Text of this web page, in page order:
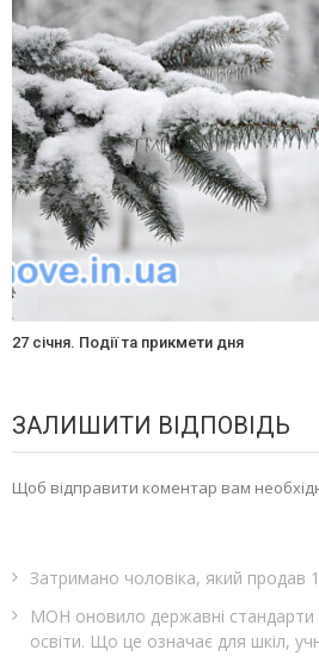
27 січня. Події та прикмети дня
ЗАЛИШИТИ ВІДПОВІДЬ
Щоб відправити коментар вам
Затримано чоловіка, який продав
МОН оновило державні стандарти
освіти. Що це означає для шкіл,